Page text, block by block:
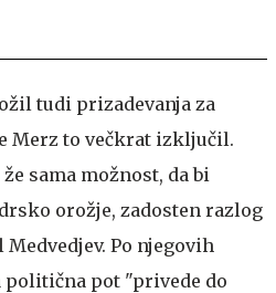
tudi prizadevanja za
Merz to večkrat izključil.
sama možnost, da bi
orožje, zadosten razlog
Po njegovih
politična pot "privede do